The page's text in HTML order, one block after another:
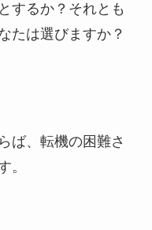
するか？それとも
たは選びますか？
ば、転機の困難さ
。